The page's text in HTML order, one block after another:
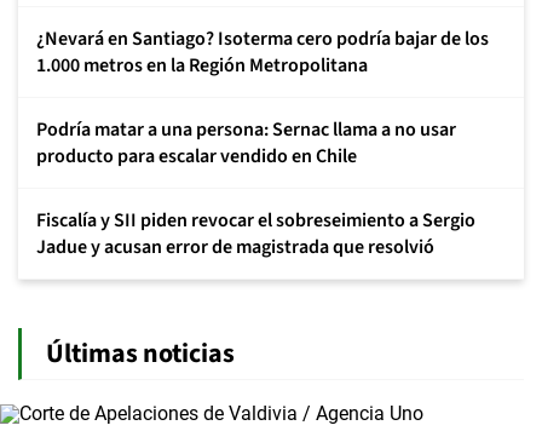
¿Nevará en Santiago? Isoterma cero podría bajar de los
1.000 metros en la Región Metropolitana
Podría matar a una persona: Sernac llama a no usar
producto para escalar vendido en Chile
Fiscalía y SII piden revocar el sobreseimiento a Sergio
Jadue y acusan error de magistrada que resolvió
Últimas noticias